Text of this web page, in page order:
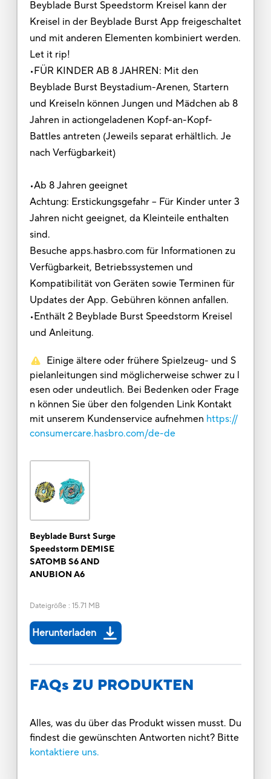
Beyblade Burst Speedstorm Kreisel kann der
Kreisel in der Beyblade Burst App freigeschaltet
und mit anderen Elementen kombiniert werden.
Let it rip!
•FÜR KINDER AB 8 JAHREN: Mit den
Beyblade Burst Beystadium-Arenen, Startern
und Kreiseln können Jungen und Mädchen ab 8
Jahren in actiongeladenen Kopf-an-Kopf-
Battles antreten (Jeweils separat erhältlich. Je
nach Verfügbarkeit)
•Ab 8 Jahren geeignet
Achtung: Erstickungsgefahr – Für Kinder unter 3
Jahren nicht geeignet, da Kleinteile enthalten
sind.
Besuche apps.hasbro.com für Informationen zu
Verfügbarkeit, Betriebssystemen und
Kompatibilität von Geräten sowie Terminen für
Updates der App. Gebühren können anfallen.
•Enthält 2 Beyblade Burst Speedstorm Kreisel
und Anleitung.
Einige ältere oder frühere Spielzeug- und S
pielanleitungen sind möglicherweise schwer zu l
esen oder undeutlich. Bei Bedenken oder Frage
n können Sie über den folgenden Link Kontakt
mit unserem Kundenservice aufnehmen https://
consumercare.hasbro.com/de-de
Beyblade Burst Surge
Speedstorm DEMISE
SATOMB S6 AND
ANUBION A6
Dateigröße : 15.71 MB
Herunterladen
FAQs ZU PRODUKTEN
Alles, was du über das Produkt wissen musst. Du
findest die gewünschten Antworten nicht? Bitte
kontaktiere uns.